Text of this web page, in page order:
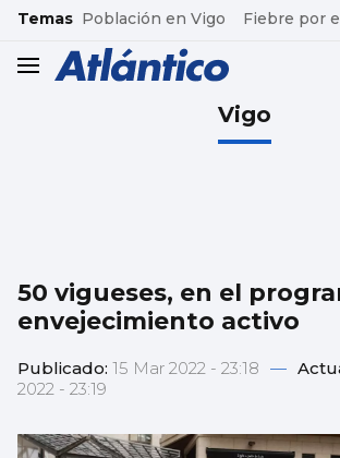
common.go-to-content
Temas Población en Vigo Fiebre por
header.menu.open
Vigo
50 vigueses, en el
envejecimiento activo
Publicado: 15 Mar 2022 - 23:18 —
2022 - 23:19